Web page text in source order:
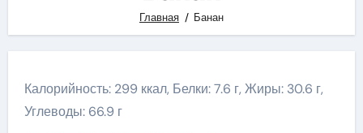
Главная Банан
Калорийность: 299 ккал, Белки: 7.6 г, Жиры: 30.6 г,
Углеводы: 66.9 г